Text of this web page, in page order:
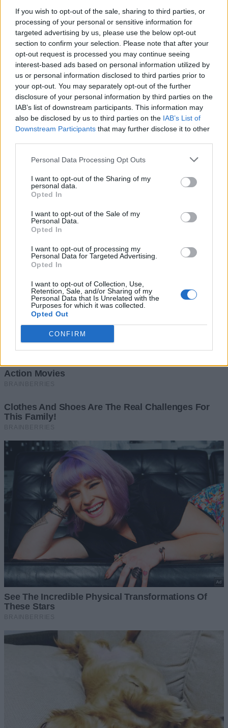
If you wish to opt-out of the sale, sharing to third parties, or
processing of your personal or sensitive information for
targeted advertising by us, please use the below opt-out
section to confirm your selection. Please note that after your
opt-out request is processed you may continue seeing
interest-based ads based on personal information utilized by
us or personal information disclosed to third parties prior to
your opt-out. You may separately opt-out of the further
disclosure of your personal information by third parties on the
IAB’s list of downstream participants. This information may
also be disclosed by us to third parties on the IAB’s List of
Downstream Participants that may further disclose it to other
Personal Data Processing Opt Outs
I want to opt-out of the Sharing of my
personal data.
Opted In
I want to opt-out of the Sale of my
Personal Data.
Opted In
I want to opt-out of processing my
Personal Data for Targeted Advertising.
Opted In
I want to opt-out of Collection, Use,
Retention, Sale, and/or Sharing of my
Personal Data that Is Unrelated with the
Purposes for which it was collected.
Opted Out
CONFIRM